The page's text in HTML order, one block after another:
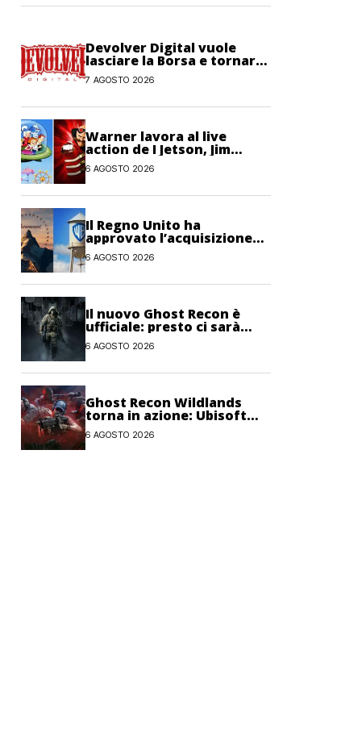
Devolver Digital vuole
lasciare la Borsa e tornare
privata
7 AGOSTO 2026
Warner lavora al live
action de I Jetson, Jim
Carrey è nel cast!
6 AGOSTO 2026
Il Regno Unito ha
approvato l’acquisizione
Paramount-Warner Bros
Discovery
6 AGOSTO 2026
Il nuovo Ghost Recon è
ufficiale: presto ci sarà
anche una fase di test
6 AGOSTO 2026
Ghost Recon Wildlands
torna in azione: Ubisoft
lancia il maxi
aggiornamento gratuito
6 AGOSTO 2026